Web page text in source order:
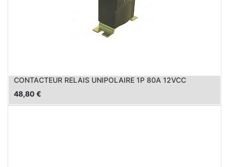
CONTACTEUR RELAIS UNIPOLAIRE 1P 80A 12VCC
48,80 €